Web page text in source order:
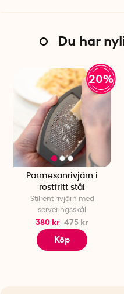
Du har
20%
Parmesanrivjärn i
rostfritt stål
Stilrent rivjärn med
serveringsskål
380 kr 475 kr
Köp